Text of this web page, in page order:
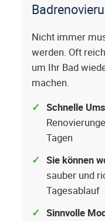
Nicht immer
werden. Oft
um Ihr Bad
machen.
Schnelle
Tagen
Sie können
sauber und
Tagesablauf
Sinnvolle